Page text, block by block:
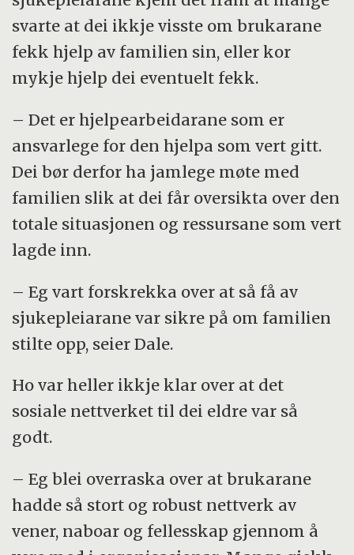
svarte at dei ikkje visste om brukarane
fekk hjelp av familien sin, eller kor
mykje hjelp dei eventuelt fekk.
– Det er hjelpearbeidarane som er
ansvarlege for den hjelpa som vert gitt.
Dei bør derfor ha jamlege møte med
familien slik at dei får oversikta over den
totale situasjonen og ressursane som vert
lagde inn.
– Eg vart forskrekka over at så få av
sjukepleiarane var sikre på om familien
stilte opp, seier Dale.
Ho var heller ikkje klar over at det
sosiale nettverket til dei eldre var så
godt.
– Eg blei overraska over at brukarane
hadde så stort og robust nettverk av
vener, naboar og fellesskap gjennom å